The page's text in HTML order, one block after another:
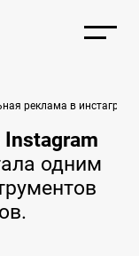
реклама в инстаграм
одним